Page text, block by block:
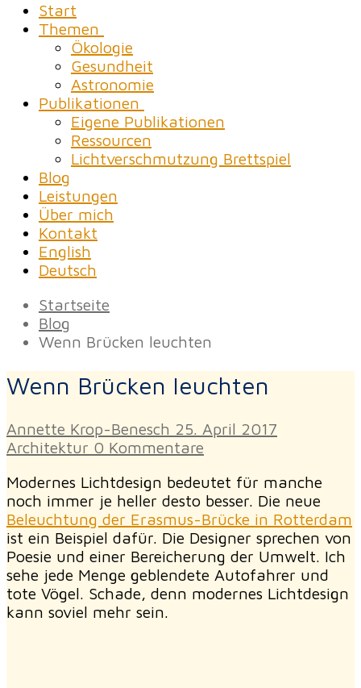
Start
Themen
Ökologie
Gesundheit
Astronomie
Publikationen
Eigene Publikationen
Ressourcen
Lichtverschmutzung Brettspiel
Blog
Leistungen
Über mich
Kontakt
English
Deutsch
Startseite
Blog
Wenn Brücken leuchten
Wenn Brücken leuchten
Annette Krop-Benesch 25. April 2017
Architektur 0 Kommentare
Modernes Lichtdesign bedeutet für manche
noch immer je heller desto besser. Die neue
Beleuchtung der Erasmus-Brücke in Rotterdam
ist ein Beispiel dafür. Die Designer sprechen von
Poesie und einer Bereicherung der Umwelt. Ich
sehe jede Menge geblendete Autofahrer und
tote Vögel. Schade, denn modernes Lichtdesign
kann soviel mehr sein.